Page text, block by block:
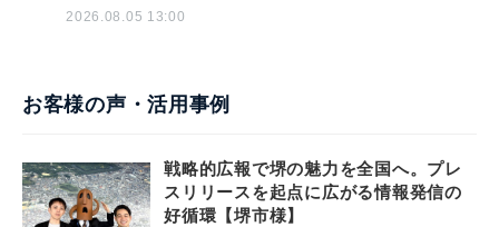
2026.08.05 13:00
お客様の声・活用事例
戦略的広報で堺の魅力を全国へ。プレ
スリリースを起点に広がる情報発信の
好循環【堺市様】